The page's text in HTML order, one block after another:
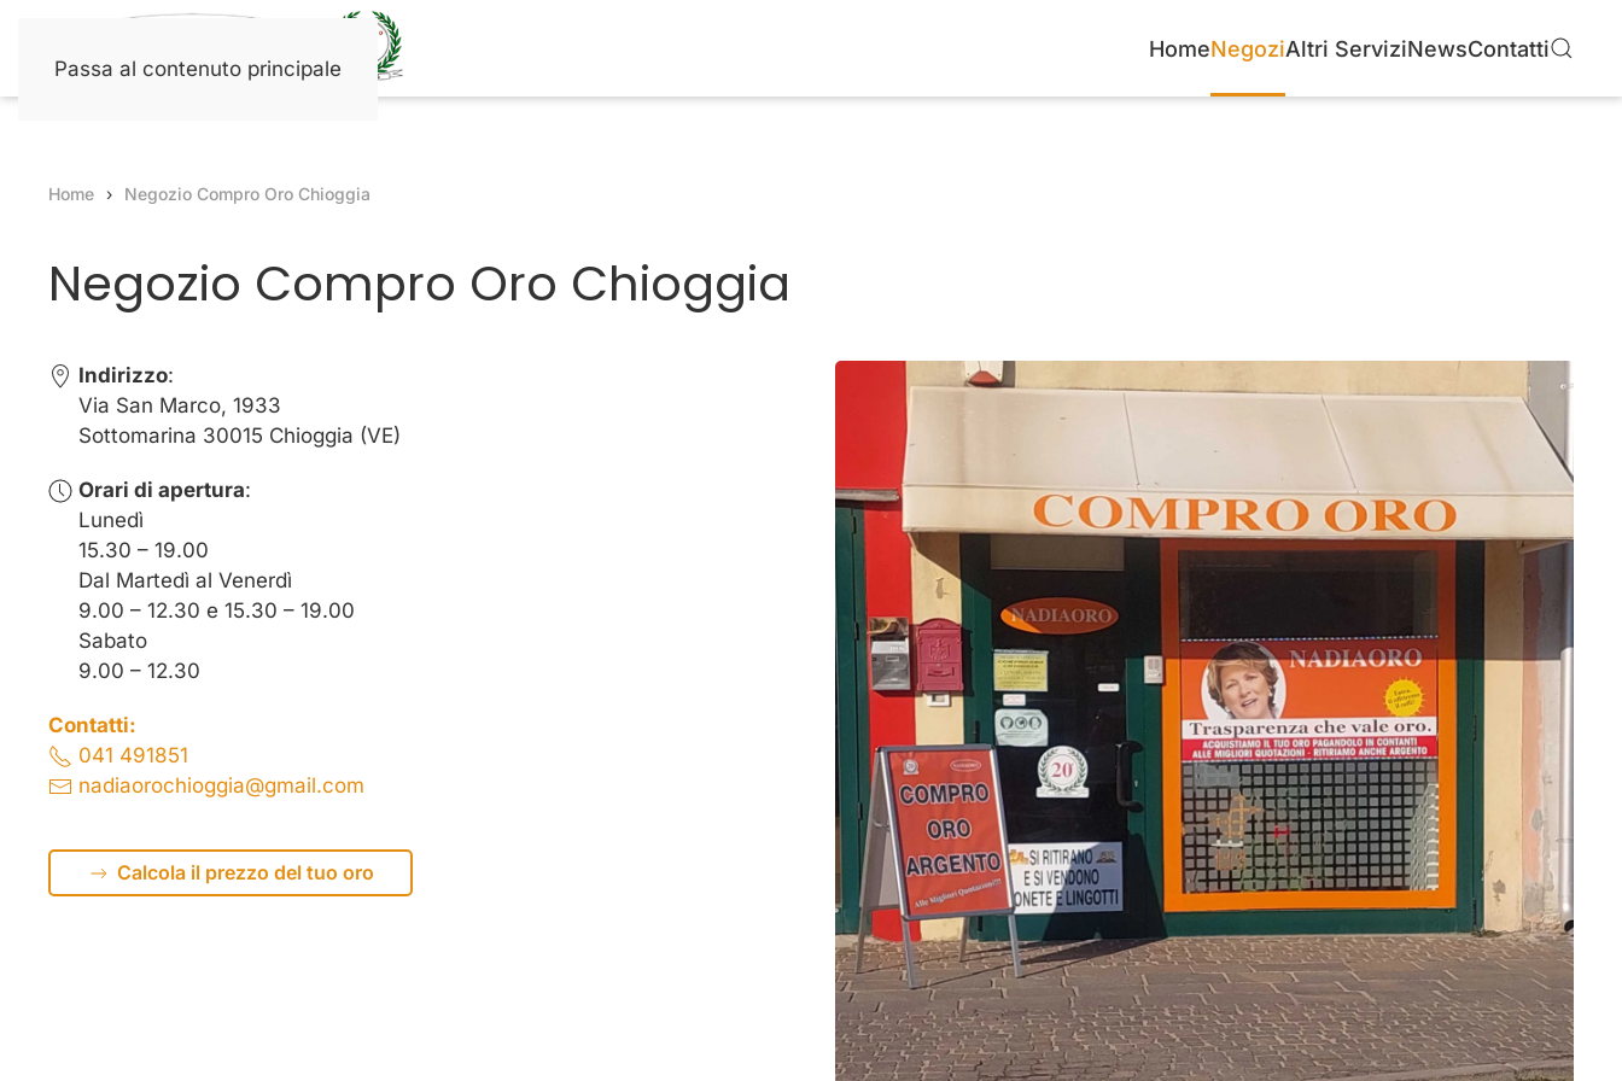
Passa al contenuto principale
HomeNegoziAltri ServiziNewsContatti
Home Negozio Compro Oro Chioggia
Negozio Compro Oro Chioggia
Indirizzo:
Via San Marco, 1933
Sottomarina 30015 Chioggia (VE)
Orari di apertura:
Lunedì
15.30 – 19.00
Dal Martedì al Venerdì
9.00 – 12.30 e 15.30 – 19.00
Sabato
9.00 – 12.30
Contatti:
041 491851
nadiaorochioggia@gmail.com
Calcola il prezzo del tuo oro